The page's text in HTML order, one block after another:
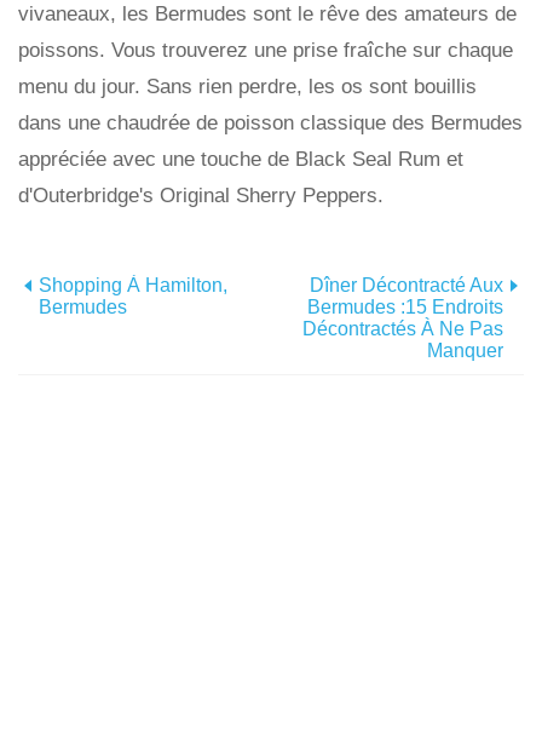
vivaneaux, les Bermudes sont le rêve des amateurs de
poissons. Vous trouverez une prise fraîche sur chaque
menu du jour. Sans rien perdre, les os sont bouillis
dans une chaudrée de poisson classique des Bermudes
appréciée avec une touche de Black Seal Rum et
d'Outerbridge's Original Sherry Peppers.
Shopping À Hamilton,
Bermudes
Dîner Décontracté Aux
Bermudes :15 Endroits
Décontractés À Ne Pas
Manquer